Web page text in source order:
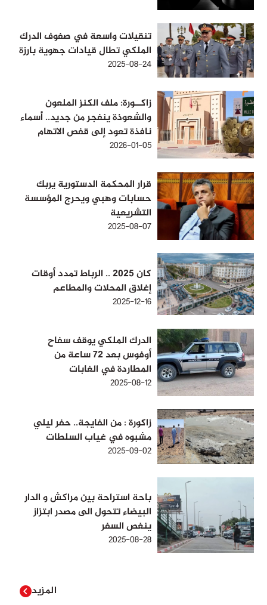
تنقيلات واسعة في صفوف الدرك
الملكي تطال قيادات جهوية بارزة
2025-08-24
زاكــورة: ملف الكنز الملعون
والشعوذة ينفجر من جديد.. أسماء
نافذة تعود إلى قفص الاتهام
2026-01-05
قرار المحكمة الدستورية يربك
حسابات وهبي ويحرج المؤسسة
التشريعية
2025-08-07
كان 2025 .. الرباط تمدد أوقات
إغلاق المحلات والمطاعم
2025-12-16
الدرك الملكي يوقف سفاح
أوفوس بعد 72 ساعة من
المطاردة في الغابات
2025-08-12
زاكورة : من الفايجة.. حفر ليلي
مشبوه في غياب السلطات
2025-09-02
باحة استراحة بين مراكش و الدار
البيضاء تتحول الى مصدر ابتزاز
ينغص السفر
2025-08-28
المزيد